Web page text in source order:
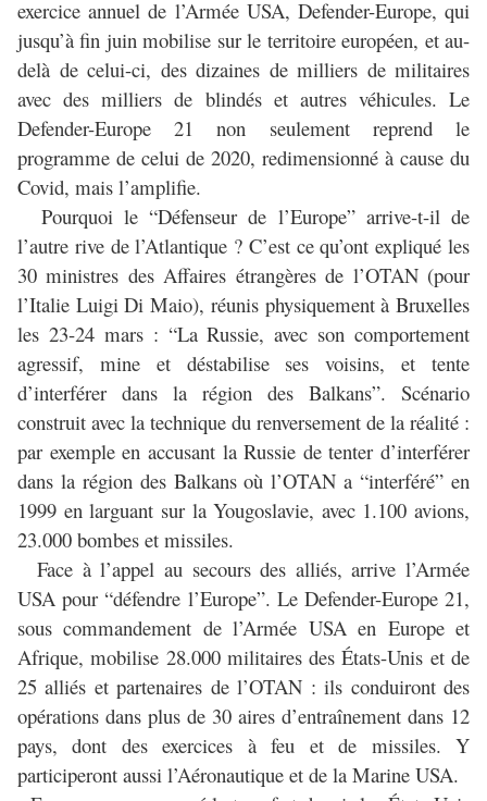
exercice annuel de l’Armée USA, Defender-Europe, qui
jusqu’à fin juin mobilise sur le territoire européen, et au-
delà de celui-ci, des dizaines de milliers de militaires
avec des milliers de blindés et autres véhicules. Le
Defender-Europe 21 non seulement reprend le
programme de celui de 2020, redimensionné à cause du
Covid, mais l’amplifie.
Pourquoi le “Défenseur de l’Europe” arrive-t-il de
l’autre rive de l’Atlantique ? C’est ce qu’ont expliqué les
30 ministres des Affaires étrangères de l’OTAN (pour
l’Italie Luigi Di Maio), réunis physiquement à Bruxelles
les 23-24 mars : “La Russie, avec son comportement
agressif, mine et déstabilise ses voisins, et tente
d’interférer dans la région des Balkans”. Scénario
construit avec la technique du renversement de la réalité :
par exemple en accusant la Russie de tenter d’interférer
dans la région des Balkans où l’OTAN a “interféré” en
1999 en larguant sur la Yougoslavie, avec 1.100 avions,
23.000 bombes et missiles.
Face à l’appel au secours des alliés, arrive l’Armée
USA pour “défendre l’Europe”. Le Defender-Europe 21,
sous commandement de l’Armée USA en Europe et
Afrique, mobilise 28.000 militaires des États-Unis et de
25 alliés et partenaires de l’OTAN : ils conduiront des
opérations dans plus de 30 aires d’entraînement dans 12
pays, dont des exercices à feu et de missiles. Y
participeront aussi l’Aéronautique et de la Marine USA.